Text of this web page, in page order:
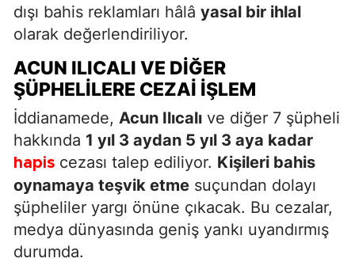
dışı bahis reklamları hâlâ yasal bir ihlal
olarak değerlendiriliyor.
ACUN ILICALI VE DIĞER
ŞÜPHELILERE CEZAI İŞLEM
İddianamede, Acun Ilıcalı ve diğer 7 şüpheli
hakkında 1 yıl 3 aydan 5 yıl 3 aya kadar
hapis cezası talep ediliyor. Kişileri bahis
oynamaya teşvik etme suçundan dolayı
şüpheliler yargı önüne çıkacak. Bu cezalar,
medya dünyasında geniş yankı uyandırmış
durumda.